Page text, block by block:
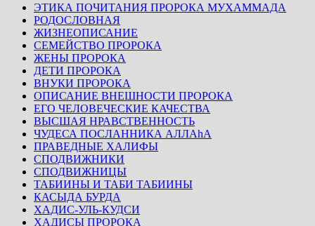
ЭТИКА ПОЧИТАНИЯ ПРОРОКА МУХАММАДА
РОДОСЛОВНАЯ
ЖИЗНЕОПИСАНИЕ
СЕМЕЙСТВО ПРОРОКА
ЖЕНЫ ПРОРОКА
ДЕТИ ПРОРОКА
ВНУКИ ПРОРОКА
ОПИСАНИЕ ВНЕШНОСТИ ПРОРОКА
ЕГО ЧЕЛОВЕЧЕСКИЕ КАЧЕСТВА
ВЫСШАЯ НРАВСТВЕННОСТЬ
ЧУДЕСА ПОСЛАННИКА АЛЛАhА
ПРАВЕДНЫЕ ХАЛИФЫ
СПОДВИЖНИКИ
СПОДВИЖНИЦЫ
ТАБИИНЫ И ТАБИ ТАБИИНЫ
КАСЫДА БУРДА
ХАДИС-УЛЬ-КУДСИ
ХАДИСЫ ПРОРОКА